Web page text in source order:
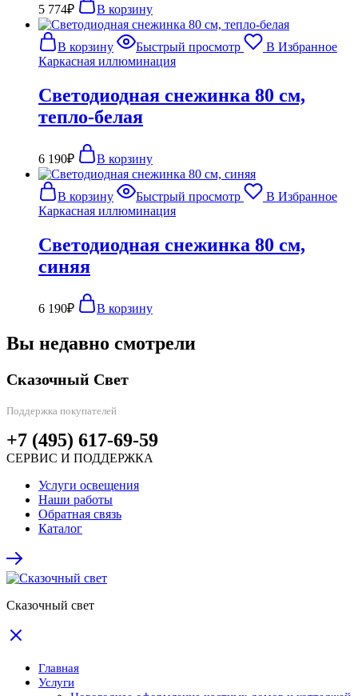
5 774₽ В корзину
В корзину Быстрый просмотр
В Избранное
Каркасная иллюминация
Светодиодная снежинка 80 см,
тепло-белая
6 190₽ В корзину
В корзину Быстрый просмотр
В Избранное
Каркасная иллюминация
Светодиодная снежинка 80 см,
синяя
6 190₽ В корзину
Вы недавно смотрели
Сказочный Свет
Поддержка покупателей
+7 (495) 617-69-59
СЕРВИС И ПОДДЕРЖКА
Услуги освещения
Наши работы
Обратная связь
Каталог
Сказочный свет
Главная
Услуги